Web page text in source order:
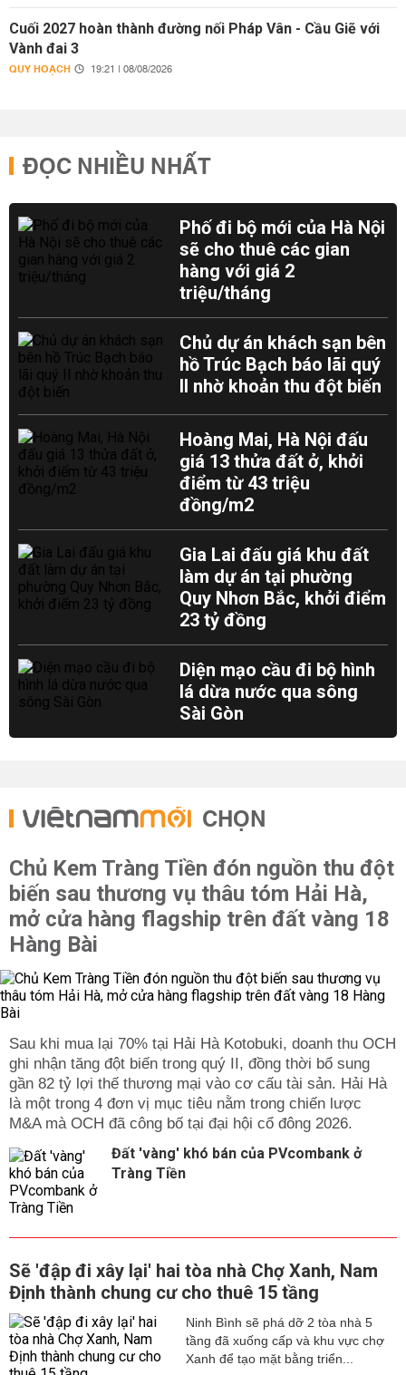
Cuối 2027 hoàn thành đường nối Pháp Vân - Cầu Giẽ với
Vành đai 3
QUY HOẠCH 19:21 | 08/08/2026
ĐỌC NHIỀU NHẤT
Phố đi bộ mới của Hà Nội
sẽ cho thuê các gian
hàng với giá 2
triệu/tháng
Chủ dự án khách sạn bên
hồ Trúc Bạch báo lãi quý
II nhờ khoản thu đột biến
Hoàng Mai, Hà Nội đấu
giá 13 thửa đất ở, khởi
điểm từ 43 triệu
đồng/m2
Gia Lai đấu giá khu đất
làm dự án tại phường
Quy Nhơn Bắc, khởi điểm
23 tỷ đồng
Diện mạo cầu đi bộ hình
lá dừa nước qua sông
Sài Gòn
CHỌN
Chủ Kem Tràng Tiền đón nguồn thu đột
biến sau thương vụ thâu tóm Hải Hà,
mở cửa hàng flagship trên đất vàng 18
Hàng Bài
Sau khi mua lại 70% tại Hải Hà Kotobuki, doanh thu OCH
ghi nhận tăng đột biến trong quý II, đồng thời bổ sung
gần 82 tỷ lợi thế thương mại vào cơ cấu tài sản. Hải Hà
là một trong 4 đơn vị mục tiêu nằm trong chiến lược
M&A mà OCH đã công bố tại đại hội cổ đông 2026.
Đất 'vàng' khó bán của PVcombank ở
Tràng Tiền
Sẽ 'đập đi xây lại' hai tòa nhà Chợ Xanh, Nam
Định thành chung cư cho thuê 15 tầng
Ninh Bình sẽ phá dỡ 2 tòa nhà 5
tầng đã xuống cấp và khu vực chợ
Xanh để tạo mặt bằng triển...